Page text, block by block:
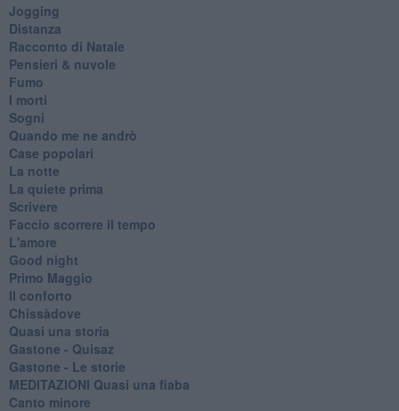
Jogging
Distanza
Racconto di Natale
Pensieri & nuvole
Fumo
I morti
Sogni
Quando me ne andrò
Case popolari
La notte
La quiete prima
Scrivere
Faccio scorrere il tempo
L'amore
Good night
Primo Maggio
Il conforto
Chissàdove
Quasi una storia
Gastone - Quisaz
Gastone - Le storie
MEDITAZIONI Quasi una fiaba
Canto minore